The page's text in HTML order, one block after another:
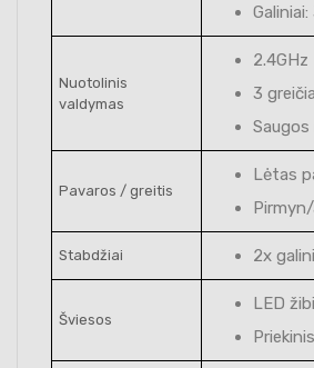
Nuotolinis
valdymas
2.4GHz
3
Saugos
Pavaros / greitis
Lėtas
Stabdžiai 2x
Šviesos
LED